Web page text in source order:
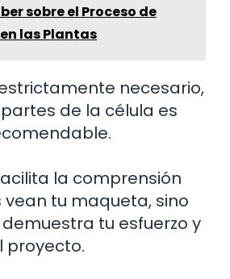
sobre el Proceso de
las Plantas
necesario,
de la célula es
la comprensión
tu maqueta, sino
tu esfuerzo y
proyecto.